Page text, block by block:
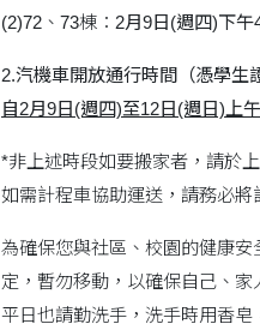
(2)72、73棟： 2月9日(週四)下午
2.汽機車開放通行時間（憑學生
自2月9日(週四)至12日(週日)上
*非上述時段如要搬家者，請於
如需計程車協助運送，請務必將
為確保您與社區、校園的健康
定，暫勿移動，以確保自己、
平日也請勤洗手，洗手時用香皂